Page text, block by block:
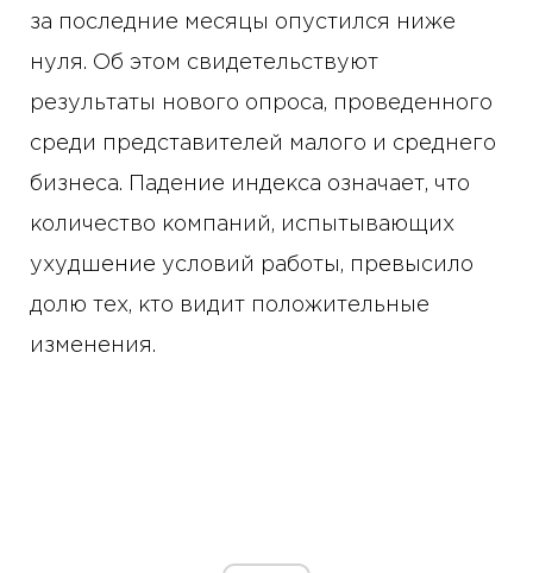
за последние месяцы опустился ниже
нуля. Об этом свидетельствуют
результаты нового опроса, проведенного
среди представителей малого и среднего
бизнеса. Падение индекса означает, что
количество компаний, испытывающих
ухудшение условий работы, превысило
долю тех, кто видит положительные
изменения.